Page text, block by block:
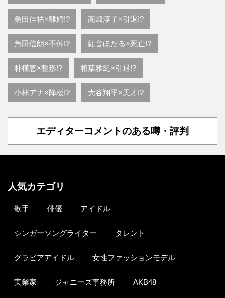
桑田佳祐×離婚!? 高畑淳子×引退!?
角田信朗×不仲!? 紅音ほたる×死亡!?
朴槿恵×整形!? 相葉雅紀×引退!?
小林アナ×降板!? 大谷翔平×天才!?
エディターコメントのある噂・評判
人気カテゴリ
歌手 俳優 アイドル
シンガーソングライター タレント
グラビアアイドル 女性ファッションモデル
実業家 ジャニーズ事務所 AKB48